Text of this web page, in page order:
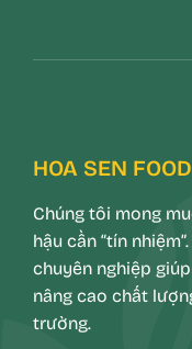
HOA SEN
Chúng tôi mong
hậu cần “tín
chuyên nghiệp
nâng cao chất
trường.